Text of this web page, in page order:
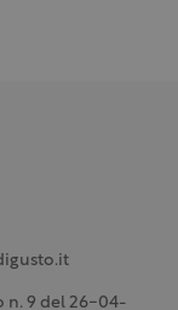
n. 9 del 26-04-